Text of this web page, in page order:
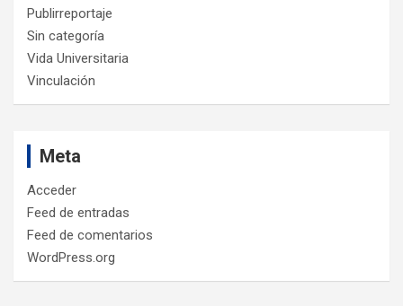
Publirreportaje
Sin categoría
Vida Universitaria
Vinculación
Meta
Acceder
Feed de entradas
Feed de comentarios
WordPress.org